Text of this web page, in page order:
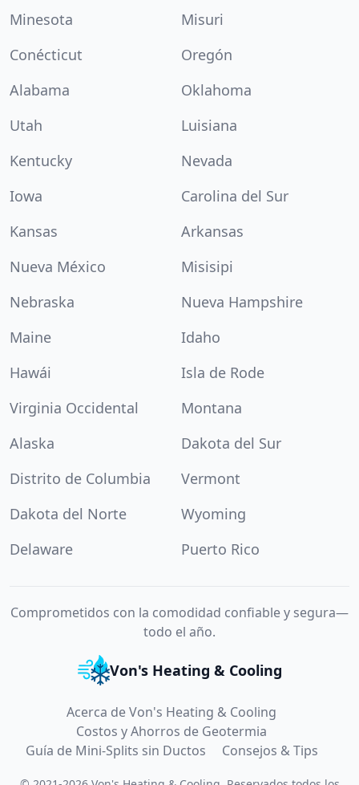
Minesota
Misuri
Conécticut
Oregón
Alabama
Oklahoma
Utah
Luisiana
Kentucky
Nevada
Iowa
Carolina del Sur
Kansas
Arkansas
Nueva México
Misisipi
Nebraska
Nueva Hampshire
Maine
Idaho
Hawái
Isla de Rode
Virginia Occidental
Montana
Alaska
Dakota del Sur
Distrito de Columbia
Vermont
Dakota del Norte
Wyoming
Delaware
Puerto Rico
Comprometidos con la comodidad confiable y segura—
todo el año.
Von's Heating & Cooling
Acerca de Von's Heating & Cooling
Costos y Ahorros de Geotermia
Guía de Mini-Splits sin Ductos
Consejos & Tips